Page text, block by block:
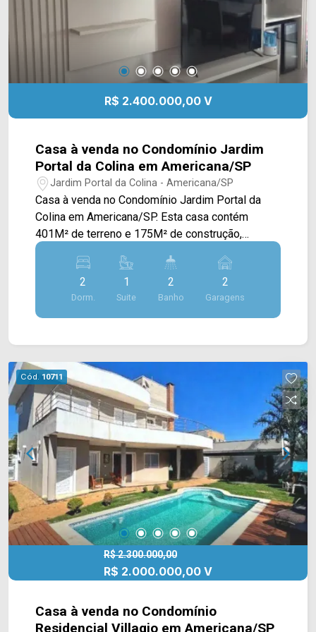
contato com a equipe da Arbix Imóveis e agende
a sua visita!! WhatsApp e Telefone: (19) 3475-
R$ 2.400.000,00 V
Casa à venda no Condomínio Jardim
Portal da Colina em Americana/SP
Jardim Portal da Colina - Americana/SP
Casa à venda no Condomínio Jardim Portal da
Colina em Americana/SP. Esta casa contém
401M² de terreno e 175M² de construção,
oferecendo uma ampla sala de estar e de jantar
integradas e com pé direito alto, copa com
armários, cozinha toda planejada e com cooktop,
espaço gourmet com armários, piscina, quintal e
área de serviço. 02 quartos, sendo 01 suíte; 02
Plaas, este condomínio está próximo à Av.
Bandeirantes, Av. Ângelo Pascote, Av. Nossa Sra.
de Fátima e Av. Abdo Najar. Esta região conta com
Sesi, supermercado Spani Atacadista, bares e o
Hospital Municipal. Entre em contato com a
equipe da Arbix Imóveis e agende a sua visita!!
WhatsApp e Telefone: 19 3475-4546 ARBIX
IMÓVEIS - Presente em cada mudança!
2
Dorm.
1
Suite
2
Banho
2
Garagens
Cód. 10711
R$ 2.300.000,00
R$ 2.000.000,00 V
Casa à venda no Condomínio
Residencial Villagio em Americana/SP